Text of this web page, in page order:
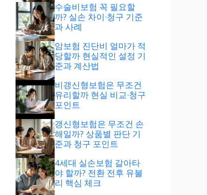
수술비보험 꼭 필요할
까? 실손 차이·청구 기준
과 사례
암보험 진단비 얼마가 적
당할까 현실적인 설정 기
준과 계산법
비갱신형보험은 무조건
유리할까 현실 비교·청구
포인트
갱신형보험은 무조건 손
해일까? 상품별 판단 기
준과 청구 포인트
4세대 실손보험 갈아타
야 할까? 전환 전후 유불
리 핵심 체크